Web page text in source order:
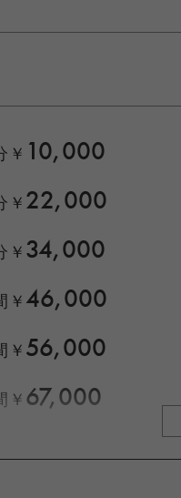
￥ 10,000
￥ 22,000
￥ 34,000
￥ 46,000
￥ 56,000
￥ 67,000